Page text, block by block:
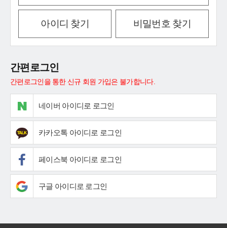
아이디 찾기 비밀번호 찾기
간편로그인
간편로그인을 통한 신규 회원 가입은 불가합니다.
네이버 아이디로 로그인
카카오톡 아이디로 로그인
페이스북 아이디로 로그인
구글 아이디로 로그인